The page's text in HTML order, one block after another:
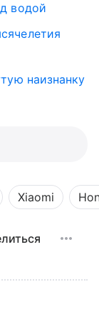
водой
наизнанку
Xiaomi